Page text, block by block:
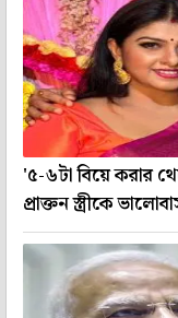
'৫-৬টা বিয়ে করার
প্রাক্তন স্ত্রীকে